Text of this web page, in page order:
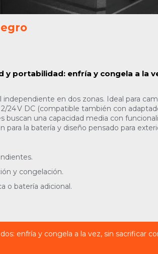
portabilidad: enfría y congela a la
en dos zonas. Ideal para
24 V DC (compatible también con
buscan una capacidad media con
la batería y diseño pensado para
y congelación.
o batería adicional.
enfría y congela a la vez, sin sacrificar